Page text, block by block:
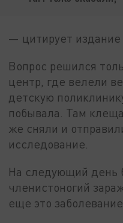
— цитирует издание
Вопрос решился
центр, где велели
детскую
побывала. Там
же сняли и
исследование.
На следующий день
членистоногий
еще это